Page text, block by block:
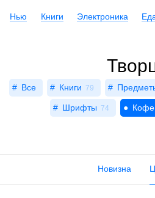
Нью Книги Электроника
Все Книги 79
Шрифты 74 Кофе
Новизна